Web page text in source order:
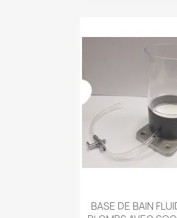

BASE DE BAIN